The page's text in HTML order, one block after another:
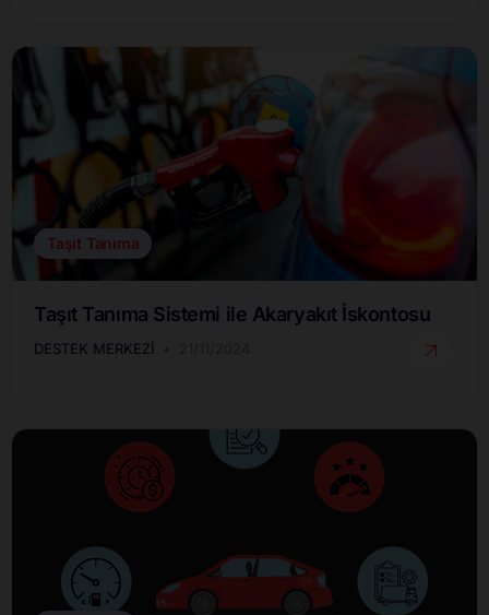
Taşıt Tanıma
Taşıt Tanıma Sistemi ile Akaryakıt İskontosu
DESTEK MERKEZI